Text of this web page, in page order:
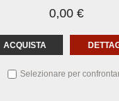
0,00 €
ACQUISTA
Selezionare per